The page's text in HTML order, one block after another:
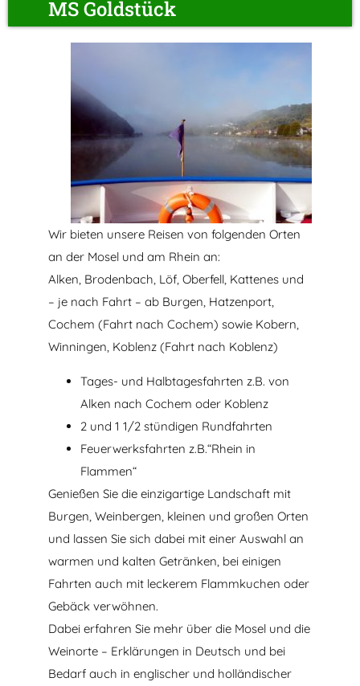
MS Goldstück
Wir bieten unsere Reisen von folgenden Orten
an der Mosel und am Rhein an:
Alken, Brodenbach, Löf, Oberfell, Kattenes und
– je nach Fahrt – ab Burgen, Hatzenport,
Cochem (Fahrt nach Cochem) sowie Kobern,
Winningen, Koblenz (Fahrt nach Koblenz)
Tages- und Halbtagesfahrten z.B. von
Alken nach Cochem oder Koblenz
2 und 1 1/2 stündigen Rundfahrten
Feuerwerksfahrten z.B.“Rhein in
Flammen“
Genießen Sie die einzigartige Landschaft mit
Burgen, Weinbergen, kleinen und großen Orten
und lassen Sie sich dabei mit einer Auswahl an
warmen und kalten Getränken, bei einigen
Fahrten auch mit leckerem Flammkuchen oder
Gebäck verwöhnen.
Dabei erfahren Sie mehr über die Mosel und die
Weinorte – Erklärungen in Deutsch und bei
Bedarf auch in englischer und holländischer